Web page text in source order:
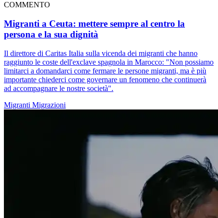
COMMENTO
Migranti a Ceuta: mettere sempre al centro la
persona e la sua dignità
Il direttore di Caritas Italia sulla vicenda dei migranti che hanno
raggiunto le coste dell'exclave spagnola in Marocco: "Non possiamo
limitarci a domandarci come fermare le persone migranti, ma è più
importante chiederci come governare un fenomeno che continuerà
ad accompagnare le nostre società".
Migranti Migrazioni